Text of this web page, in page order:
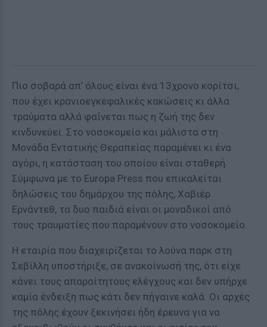
Πιο σοβαρά απ’ όλους είναι ένα 13χρονο κορίτσι,
που έχει κρανιοεγκεφαλικές κακώσεις κι άλλα
τραύματα αλλά φαίνεται πως η ζωή της δεν
κινδυνεύει. Στο νοσοκομείο και μάλιστα στη
Μονάδα Εντατικής Θεραπείας παραμένει κι ένα
αγόρι, η κατάσταση του οποίου είναι σταθερή.
Σύμφωνα με το Europa Press που επικαλείται
δηλώσεις του δημάρχου της πόλης, Χαβιέρ
Ερνάντεθ, τα δυο παιδιά είναι οι μοναδικοί από
τους τραυματίες που παραμένουν στο νοσοκομείο.
Η εταιρία που διαχειρίζεται το λούνα παρκ στη
Σεβίλλη υποστήριξε, σε ανακοίνωσή της, ότι είχε
κάνει τους απαραίτητους ελέγχους και δεν υπήρχε
καμία ένδειξη πως κάτι δεν πήγαινε καλά. Οι αρχές
της πόλης έχουν ξεκινήσει ήδη έρευνα για να